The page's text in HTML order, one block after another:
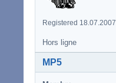
Registered 18.07.2007
Hors ligne
MP5